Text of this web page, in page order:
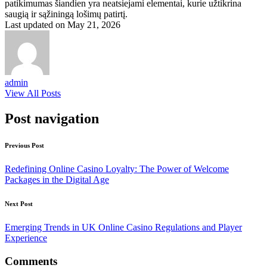
patikimumas šiandien yra neatsiejami elementai, kurie užtikrina
saugią ir sąžiningą lošimų patirtį.
Last updated on May 21, 2026
admin
View All Posts
Post navigation
Previous Post
Redefining Online Casino Loyalty: The Power of Welcome
Packages in the Digital Age
Next Post
Emerging Trends in UK Online Casino Regulations and Player
Experience
Comments